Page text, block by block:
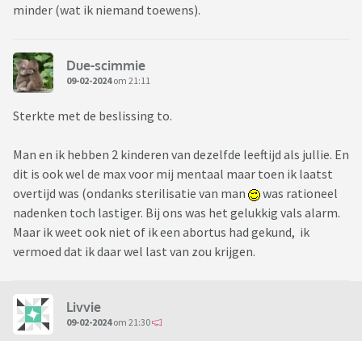
minder (wat ik niemand toewens).
Due-scimmie
09-02-2024om 21:11
Sterkte met de beslissing to.
Man en ik hebben 2 kinderen van dezelfde leeftijd als jullie. En
dit is ook wel de max voor mij mentaal maar toen ik laatst
overtijd was (ondanks sterilisatie van man
was rationeel
nadenken toch lastiger. Bij ons was het gelukkig vals alarm.
Maar ik weet ook niet of ik een abortus had gekund, ik
vermoed dat ik daar wel last van zou krijgen.
Livvie
09-02-2024om 21:30